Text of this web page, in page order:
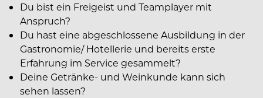
Du bist ein Freigeist und Teamplayer mit
Anspruch?
Du hast eine abgeschlossene Ausbildung in der
Gastronomie/ Hotellerie und bereits erste
Erfahrung im Service gesammelt?
Deine Getränke- und Weinkunde kann sich
sehen lassen?